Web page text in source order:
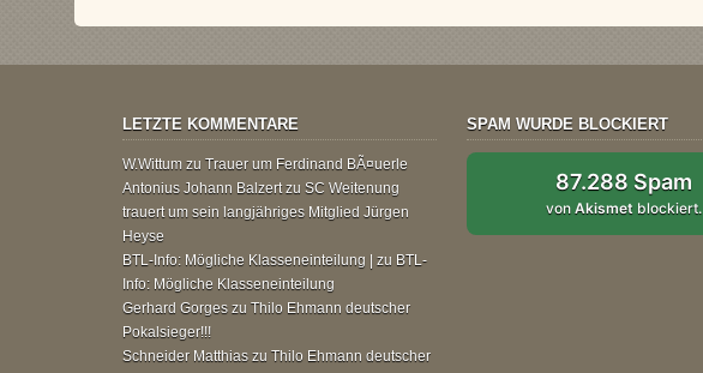
LETZTE KOMMENTARE
W.Wittum zu Trauer um Ferdinand BÃ¤uerle
Antonius Johann Balzertzu SC Weitenung
trauert um sein langjähriges Mitglied Jürgen
Heyse
BTL-Info: Mögliche Klasseneinteilung | zu BTL-
Info: Mögliche Klasseneinteilung
Gerhard Gorges zu Thilo Ehmann deutscher
Pokalsieger!!!
Schneider Matthias zu Thilo Ehmann deutscher
SPAM WURDE BLOCKIERT
87.288 Spam
vonAkismet blockiert.